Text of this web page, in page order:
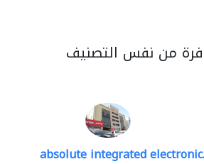
من نفس التصنيف
absolute integrated